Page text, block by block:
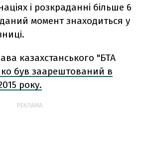
і розкраданні більше 6
момент знаходиться у
казахстанського "БТА
був заарештований в
року.
РЕКЛАМА: